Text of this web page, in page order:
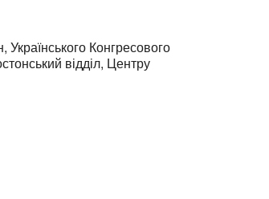
Українського Конгресового
відділ, Центру